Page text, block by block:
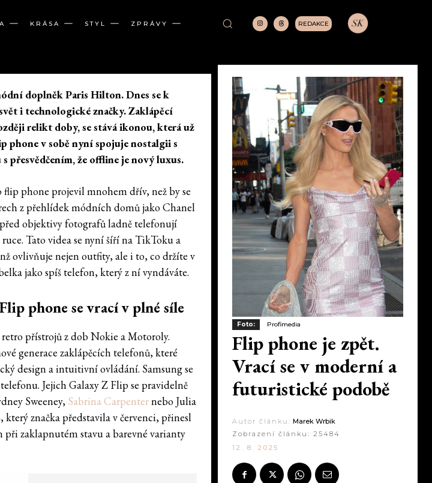
KRÁSA STYL ZPRÁVY REDAKCE
doplněk Paris Hilton. Dnes se k
i technologické značky. Zaklápěcí
relikt doby, se stává ikonou, která už
phone v sobě nyní spojuje nostalgii s
přesvědčením, že offline je nový luxus.
flip phone projevil mnohem dřív, než by se
z přehlídek módních domů jako Chanel
objektivy fotografů ladně telefonují
Tato videa se nyní šíří na TikToku a
ovlivňuje nejen outfity, ale i to, co držíte v
jako spíš telefon, který z ní vyndáváte.
phone se vrací v plné síle
přístrojů z dob Nokie a Motoroly.
generace zaklápěcích telefonů, které
design a intuitivní ovládání. Samsung se
Jejich Galaxy Z Flip se pravidelně
Sweeney, Sabrina Carpenternebo Julia
značka představila v červenci, přinesl
při zaklapnutém stavu a barevné varianty
Foto: Profimedia
Flip phone je zpět.
Vrací se v moderní a
futuristické podobě
Autor článku: Marek Wrbik
Zobrazení článku: 25484
12. 8. 2025